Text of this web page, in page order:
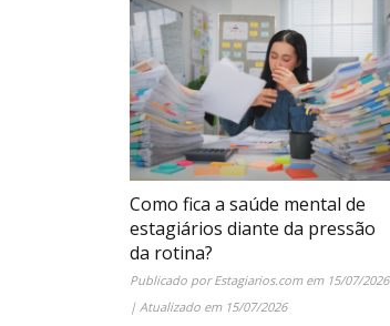
Como fica a saúde mental de
estagiários diante da pressão
da rotina?
Publicado porEstagiarios.comem 15/07/2026
| Atualizado em 15/07/2026